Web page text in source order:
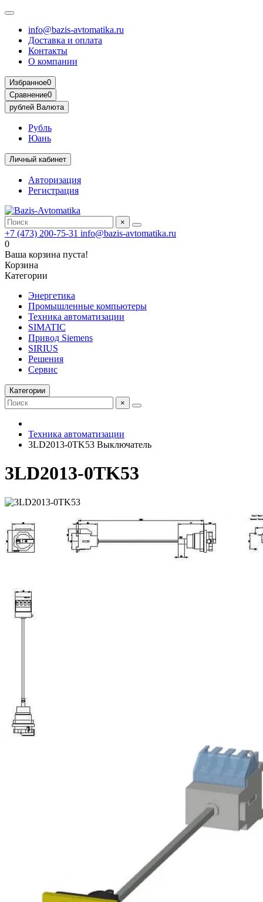
info@bazis-avtomatika.ru
Доставка и оплата
Контакты
О компании
Избранное0
Сравнение0
рублей Валюта
Рубль
Юань
Личный кабинет
Авторизация
Регистрация
×
+7 (473) 200-75-31 info@bazis-avtomatika.ru
0
Ваша корзина пуста!
Корзина
Категории
Энергетика
Промышленные компьютеры
Техника автоматизации
SIMATIC
Привод Siemens
SIRIUS
Решения
Сервис
Категории
×
Техника автоматизации
3LD2013-0TK53 Выключатель
3LD2013-0TK53